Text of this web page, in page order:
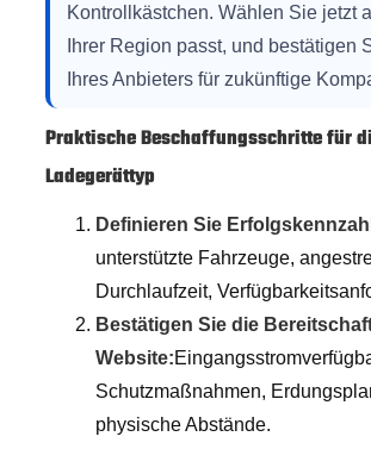
Kontrollkästchen. Wählen Sie jetzt
Ihrer Region passt, und bestätigen
Ihres Anbieters für zukünftige
Praktische Beschaffungsschritte für
Ladegerättyp
Definieren Sie
unterstützte Fahrzeuge,
Durchlaufzeit,
Bestätigen Sie die
Website:
Schutzmaßnahmen,
physische Abstände.